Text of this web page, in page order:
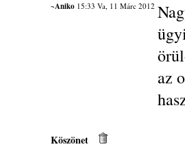
~Aniko15:33 Va, 11 Márc 2012
az
Köszönet